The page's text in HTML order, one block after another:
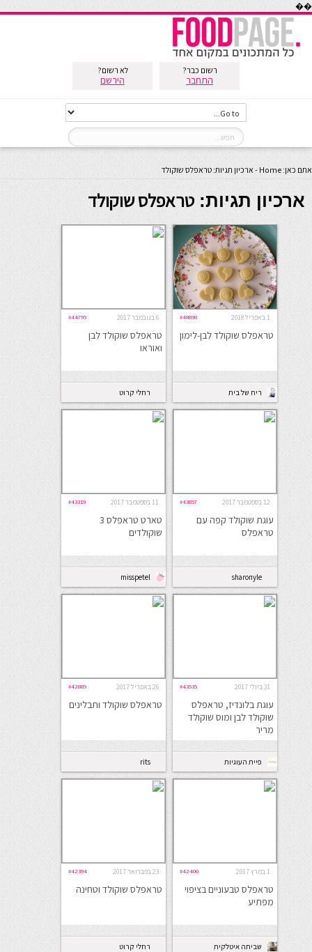
��
רשום כבר?
התחבר
לא רשום?
הירשם
אתם כאן: Home
- ארכיון תגיות: טראפלס שוקולד
ארכיון תגיות: טראפלס שוקולד
1 באפריל 2018 #48698
טראפלס שוקולד לבן-לימון
ריח של בית
6 בנובמבר 2017 #44795
טראפלס שוקולד לבן
ואוראו
רחלי קרוט
12 בספטמבר 2017 #43857
עוגת שוקולד קפה עם
טראפלס
sharonyle
11 בספטמבר 2017 #43319
טארט טראפלס 3
שוקולדים
misspetel
31 ביולי 2017 #43535
עוגת בלונדיז, טראפלס
שוקולד לבן ומוס שוקולד
מריר
פיית העוגיות
26 באפריל 2017 #42889
טראפלס שוקולד ותבלינים
rits
1 במרץ 2017 #42400
טראפלס טבעוניים בציפוי
מפתיע
שביתה איטלקית
23 בפברואר 2017 #42394
טראפלס שוקולד וטחינה
רחלי קרוט